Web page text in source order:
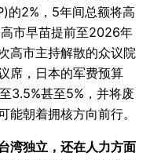
的2%，5年间总额将高
市早苗提前至2026年
高市主持解散的众议院
席，日本的军费预算
3.5%甚至5%，并将废
能朝着拥核方向前行。
湾独立，还在人力方面